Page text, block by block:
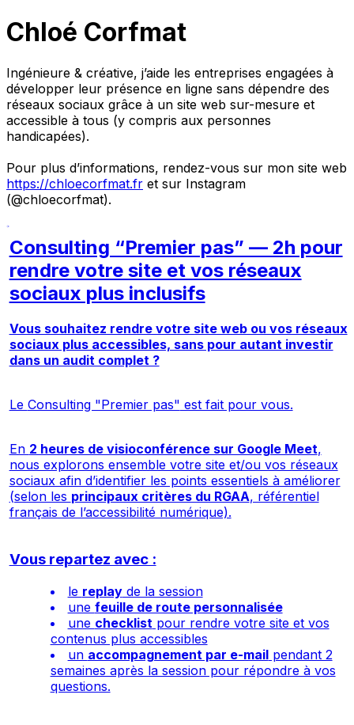
Chloé Corfmat
Ingénieure & créative, j’aide les entreprises engagées à
développer leur présence en ligne sans dépendre des
réseaux sociaux grâce à un site web sur-mesure et
accessible à tous (y compris aux personnes
handicapées).
Pour plus d’informations, rendez-vous sur mon site web
https://chloecorfmat.fr et sur Instagram
(@chloecorfmat).
Consulting “Premier pas” — 2h pour
rendre votre site et vos réseaux
sociaux plus inclusifs
Vous souhaitez rendre votre site web ou vos réseaux
sociaux plus accessibles, sans pour autant investir
dans un audit complet ?
Le Consulting "Premier pas" est fait pour vous.
En 2 heures de visioconférence sur Google Meet,
nous explorons ensemble votre site et/ou vos réseaux
sociaux afin d’identifier les points essentiels à améliorer
(selon les principaux critères du RGAA, référentiel
français de l’accessibilité numérique).
Vous repartez avec :
le replayde la session
une feuille de route personnalisée
une checklistpour rendre votre site et vos
contenus plus accessibles
un accompagnement par e-mailpendant 2
semaines après la session pour répondre à vos
questions.